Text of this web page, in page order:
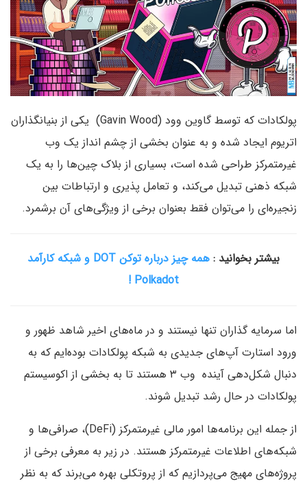
پولکادات که توسط گاوین وود (Gavin Wood) یکی از بنیانگذاران
اتریوم ایجاد شده و به عنوان بخشی از چشم انداز یک وب
غیرمتمرکز طراحی شده است، بسیاری از بلاک چین‌ها را به یک
شبکه ذهنی تبدیل می‌کند، و تعامل پذیری و ارتباطات بین
زنجیره‌ای را می‌توان فقط بعنوان برخی از ویژگی‌های آن برشمرد.
بیشتر بخوانید :
همه چیز درباره توکن DOT و شبکه کارآمد
Polkadot !
اما سرمایه گذاران تنها نیستند و در ماه‌های اخیر شاهد ظهور و
ورود استارت آپ‌های جدیدی به شبکه پولکادات بوده‌ایم که به
دنبال شکل‌دهی آینده وب ۳ هستند تا به بخشی از اکوسیستم
پولکادات در حال رشد تبدیل شوند.
از جمله این برنامه‌ها امور مالی غیرمتمرکز (DeFi)، صرافی‌ها و
شبکه‌های اطلاعات غیرمتمرکز هستند. در زیر به معرفی برخی از
پروژه‌های مهیج می‌پردازیم که از پروتکلی بهره می‌برند که به نظر